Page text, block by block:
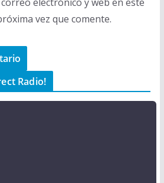
vez que comente.
Radio!